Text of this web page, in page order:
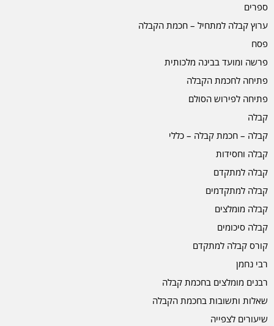
ספרים
ערוץ קבלה למתחיל – חכמת הקבלה
פסח
פרשה ומועד בבינה מלכותית
פתיחה לחכמת הקבלה
פתיחה לפירוש הסולם
קבלה
קבלה – חכמת קבלה – כללי
קבלה וחסידות
קבלה למתקדם
קבלה למתקדמים
קבלה מומלצים
קבלה סיכומים
קורס קבלה למתקדם
רבי נחמן
רבנים מומלצים בחכמת קבלה
שאלות ותשובות בחכמת הקבלה
שיעורים לצפייה